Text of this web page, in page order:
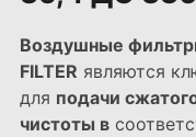
Воздушные
FILTER являются
для подачи
чистоты в